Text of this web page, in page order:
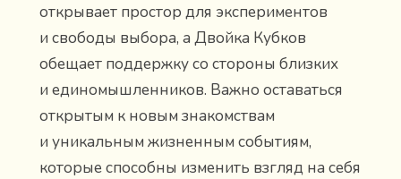
открывает простор для экспериментов
и свободы выбора, а Двойка Кубков
обещает поддержку со стороны близких
и единомышленников. Важно оставаться
открытым к новым знакомствам
и уникальным жизненным событиям,
которые способны изменить взгляд на себя